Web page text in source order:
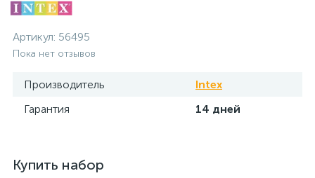
Артикул: 56495
Пока нет отзывов
Производитель
Intex
Гарантия
14 дней
Купить набор